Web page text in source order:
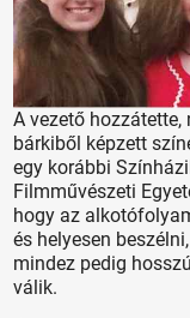
A vezető
bárkiből képzett
egy korábbi
Filmművészeti
hogy az
és helyesen
mindez pedig
válik.